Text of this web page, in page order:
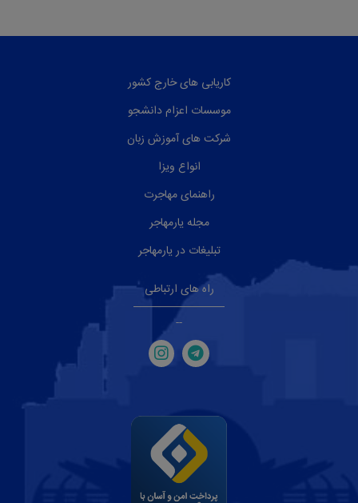
کاریابی های خارج کشور
موسسات اعزام دانشجو
شرکت های آموزش زبان
انواع ویزا
راهنمای مهاجرت
مجله یارمهاجر
تبلیغات در یارمهاجر
راه های ارتباطی
--